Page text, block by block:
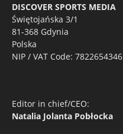
DISCOVER SPORTS MEDIA
Świętojańska 3/1
81-368 Gdynia
Polska
NIP / VAT Code: 7822654346
Editor in chief/CEO:
Natalia Jolanta Pobłocka